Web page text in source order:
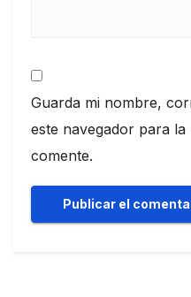
Guarda mi nombre,
este navegador para
comente.